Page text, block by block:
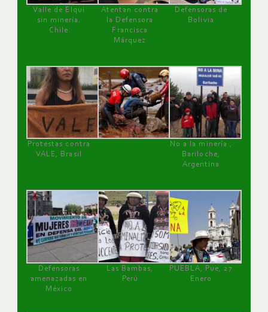
Valle de Elqui
sin minería.
Chile
Atentan contra
la Defensora
Francisca
Márquez
Defensoras de
Bolivia
Protestas contra
VALE, Brasil
No a la minería ,
Bariloche,
Argentina
Defensoras
amenazadas en
México
Las Bambas,
Perú
PUEBLA, Pue, 27
Enero